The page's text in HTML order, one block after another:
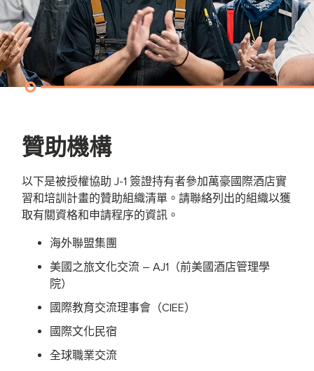
贊助機構
以下是被授權協助 J-1 簽證持有者參加萬豪國際酒店實
習和培訓計畫的贊助組織清單。請聯絡列出的組織以獲
取有關資格和申請程序的資訊。
海外聯盟集團
美國之旅文化交流 – AJ1（前美國酒店管理學
院）
國際教育交流理事會（CIEE）
國際文化民宿
全球職業交流